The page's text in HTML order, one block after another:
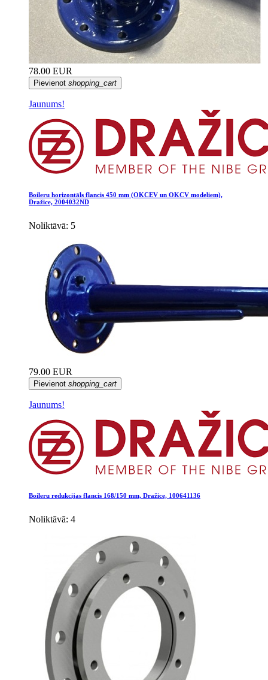
78.00 EUR
Pievienot shopping_cart
Jaunums!
Boileru horizontāls flancis 450 mm (OKCEV un OKCV modeļiem),
Dražice, 2004032ND
Noliktāvā: 5
79.00 EUR
Pievienot shopping_cart
Jaunums!
Boileru redukcijas flancis 168/150 mm, Dražice, 100641136
Noliktāvā: 4